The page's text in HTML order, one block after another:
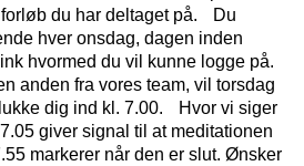
du har deltaget på. Du
hver onsdag, dagen inden
hvormed du vil kunne logge på.
anden fra vores team, vil torsdag
dig ind kl. 7.00. Hvor vi siger
giver signal til at meditationen
markerer når den er slut. Ønsker